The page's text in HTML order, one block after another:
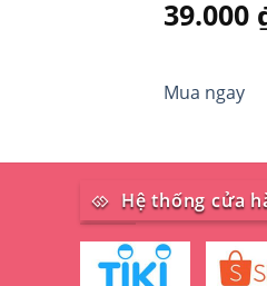
39.000
Mua ngay
Hệ thống cửa